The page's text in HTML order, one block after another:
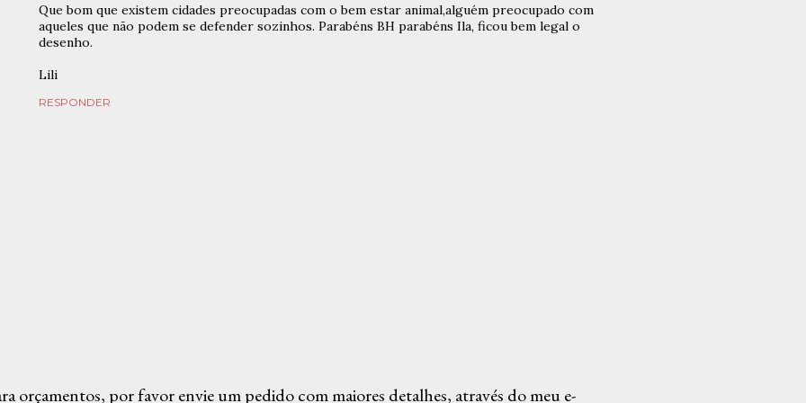
Que bom que existem cidades preocupadas com o bem estar animal,alguém preocupado com
aqueles que não podem se defender sozinhos. Parabéns BH parabéns Ila, ficou bem legal o
desenho.
Lili
RESPONDER
orçamentos, por favor envie um pedido com maiores detalhes, através do meu e-